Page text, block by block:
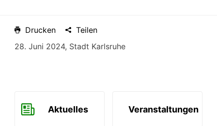
Drucken
Teilen
28. Juni 2024, Stadt Karlsruhe
Aktuelles Veranstaltungen